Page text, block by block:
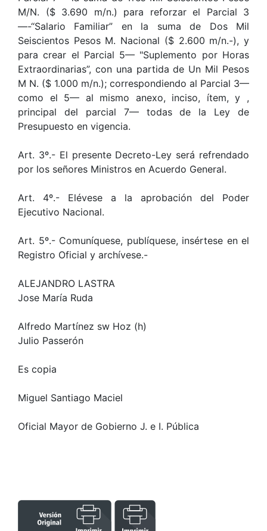
M/N. ($ 3.690 m/n.) para reforzar el Parcial 3
—-‘‘Salario Familiar” en la suma de Dos Mil
Seiscientos Pesos M. Nacional ($ 2.600 m/n.-), y
para crear el Parcial 5— "Suplemento por Horas
Extraordinarias”, con una partida de Un Mil Pesos
M N. ($ 1.000 m/n.); correspondiendo al Parcial 3—
como el 5— al mismo anexo, inciso, ítem, y ,
principal del parcial 7— todas de la Ley de
Presupuesto en vigencia.
Art. 3º.- El presente Decreto-Ley será refrendado
por los señores Ministros en Acuerdo General.
Art. 4º.- Elévese a la aprobación del Poder
Ejecutivo Nacional.
Art. 5º.- Comuníquese, publíquese, insértese en el
Registro Oficial y archívese.-
ALEJANDRO LASTRA
Jose María Ruda
Alfredo Martínez sw Hoz (h)
Julio Passerón
Es copia
Miguel Santiago Maciel
Oficial Mayor de Gobierno J. e I. Pública